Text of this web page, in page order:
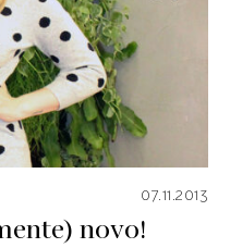
07.11.2013
novo!